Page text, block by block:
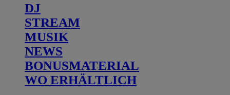
DJ
STREAM
MUSIK
NEWS
BONUSMATERIAL
WO ERHÄLTLICH